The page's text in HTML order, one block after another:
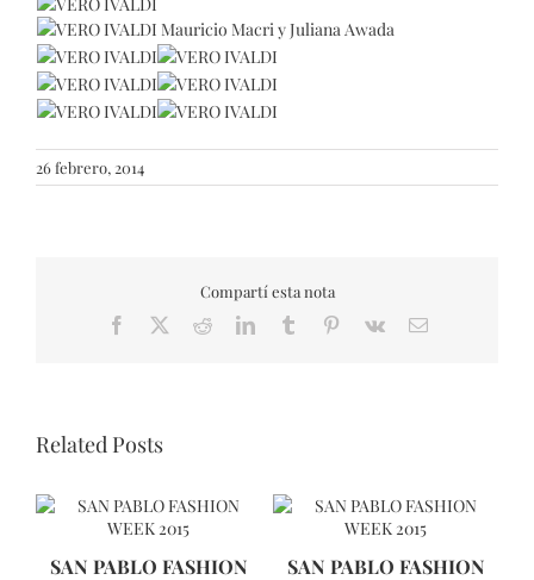
26 febrero, 2014
Compartí esta nota
Facebook RedditLinkedInTumblr Pinterest
Vk Email
Related Posts
SAN PABLO FASHION
SAN PABLO FASHION